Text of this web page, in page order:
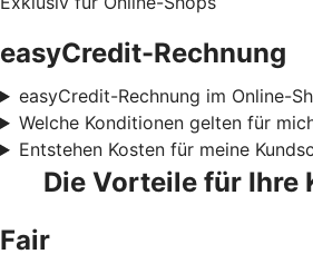
easyCredit-Rechnung
easyCredit-Rechnung im Online-
Welche Konditionen gelten für
Entstehen Kosten für meine
Die Vorteile für Ihre
Fair